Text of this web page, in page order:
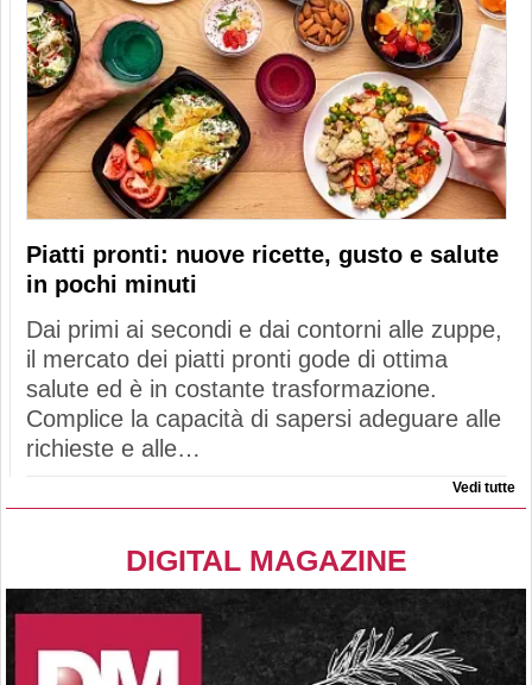
Piatti pronti: nuove ricette, gusto e salute
in pochi minuti
Dai primi ai secondi e dai contorni alle zuppe,
il mercato dei piatti pronti gode di ottima
salute ed è in costante trasformazione.
Complice la capacità di sapersi adeguare alle
richieste e alle…
Vedi tutte
DIGITAL MAGAZINE